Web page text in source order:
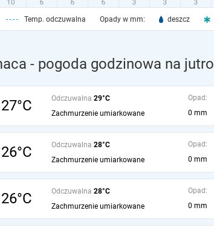
Temp. odczuwalna Opady w mm: deszcz
- pogoda godzinowa na jutro
27°C Odczuwalna 29°C
Zachmurzenie umiarkowane
Opad:
0 mm
26°C Odczuwalna 28°C
Zachmurzenie umiarkowane
Opad:
0 mm
26°C Odczuwalna 28°C
Zachmurzenie umiarkowane
Opad:
0 mm